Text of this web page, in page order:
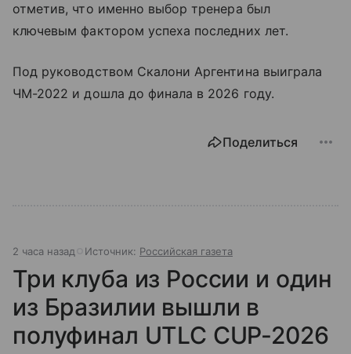
отметив, что именно выбор тренера был
ключевым фактором успеха последних лет.
Под руководством Скалони Аргентина выиграла
ЧМ-2022 и дошла до финала в 2026 году.
Поделиться
2 часа назад Источник: Российская газета
Три клуба из России и один
из Бразилии вышли в
полуфинал UTLC CUP-2026